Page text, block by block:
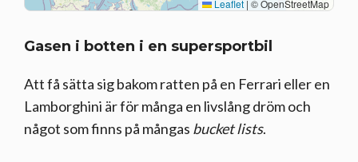
Leaflet | © OpenStreetMap
Gasen i botten i en supersportbil
Att få sätta sig bakom ratten på en Ferrari eller en
Lamborghini är för många en livslång dröm och
något som finns på mångas bucket lists.